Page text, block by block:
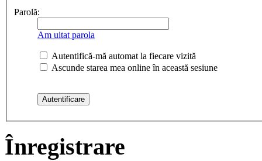
Parolă:
Am uitat parola
Autentifică-mă automat la fiecare vizită
Ascunde starea mea online în această sesiune
Înregistrare